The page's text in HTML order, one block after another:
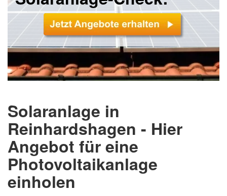
Solaranlage in
Reinhardshagen - Hier
Angebot für eine
Photovoltaikanlage
einholen